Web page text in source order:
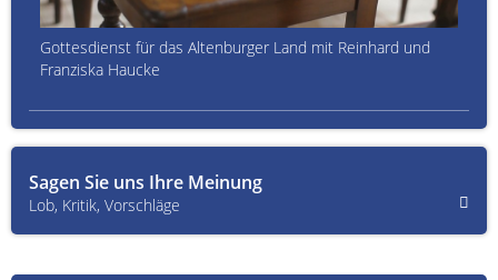
Gottesdienst für das Altenburger Land mit Reinhard und
Franziska Haucke
Sagen Sie uns Ihre Meinung
Lob, Kritik, Vorschläge